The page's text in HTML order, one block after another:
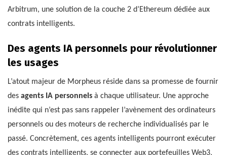
Arbitrum, une solution de la couche 2 d’Ethereum dédiée aux
contrats intelligents.
Des agents IA personnels pour révolutionner
les usages
L’atout majeur de Morpheus réside dans sa promesse de fournir
des agents IA personnels à chaque utilisateur. Une approche
inédite qui n’est pas sans rappeler l’avènement des ordinateurs
personnels ou des moteurs de recherche individualisés par le
passé. Concrètement, ces agents intelligents pourront exécuter
des contrats intelligents, se connecter aux portefeuilles Web3,